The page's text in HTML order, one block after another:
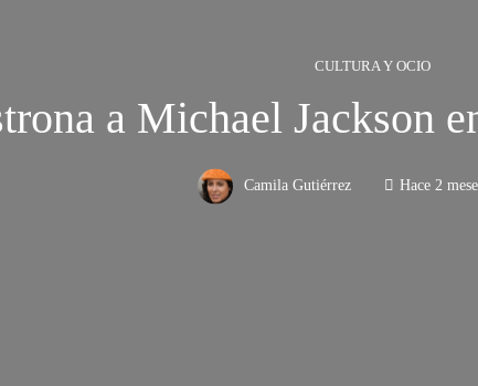
CULTURA Y OCIO
a Michael Jackson
Camila Gutiérrez Hace 2